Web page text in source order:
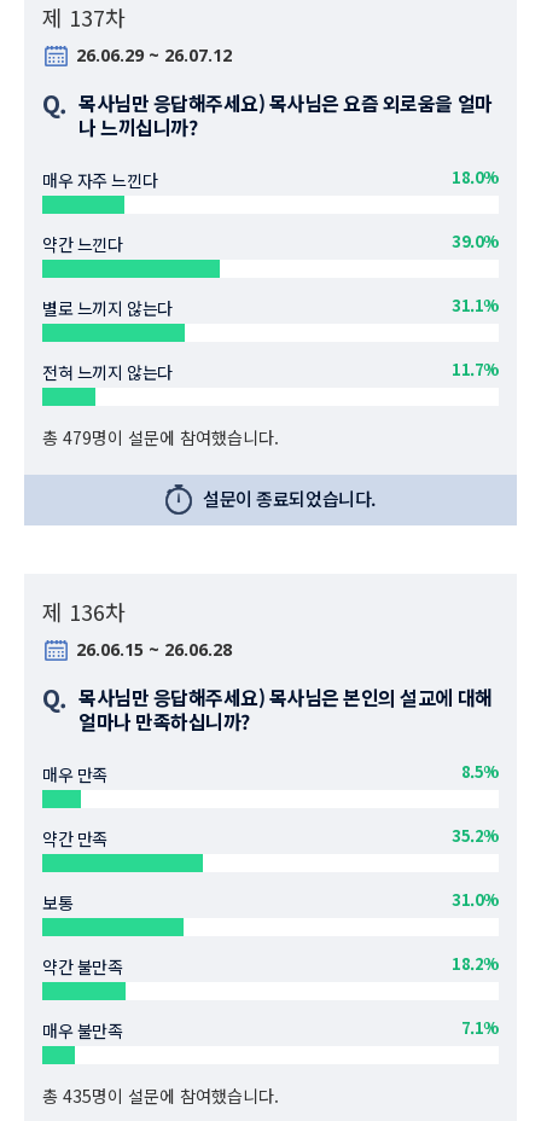
제 137차
26.06.29 ~ 26.07.12
Q. 목사님만 응답해주세요) 목사님은 요즘 외로움을 얼마
나 느끼십니까?
매우 자주 느낀다 18.0%
약간 느낀다 39.0%
별로 느끼지 않는다 31.1%
전혀 느끼지 않는다 11.7%
총 479명이 설문에 참여했습니다.
설문이 종료되었습니다.
제 136차
26.06.15 ~ 26.06.28
Q. 목사님만 응답해주세요) 목사님은 본인의 설교에 대해
얼마나 만족하십니까?
매우 만족 8.5%
약간 만족 35.2%
보통 31.0%
약간 불만족 18.2%
매우 불만족 7.1%
총 435명이 설문에 참여했습니다.